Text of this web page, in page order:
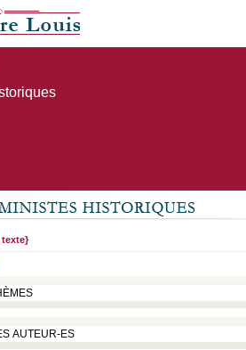
texte}